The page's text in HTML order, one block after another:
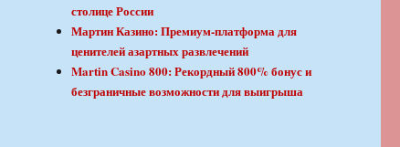
столице России
Мартин Казино: Премиум-платформа для
ценителей азартных развлечений
Martin Casino 800: Рекордный 800% бонус и
безграничные возможности для выигрыша